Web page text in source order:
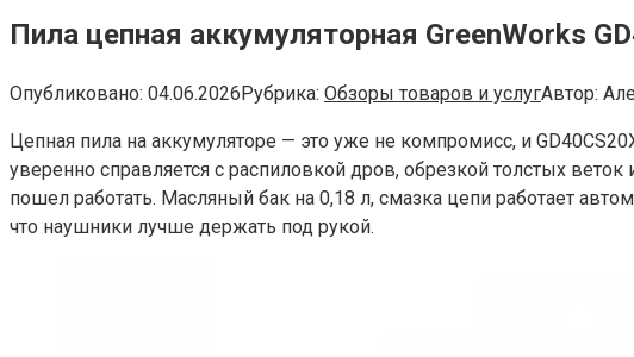
Пила цепная аккумуляторная GreenWorks
Опубликовано: 04.06.2026Рубрика: Обзоры товаров и услугАвтор:
Цепная пила на аккумуляторе — это уже не компромисс, и
уверенно справляется с распиловкой дров, обрезкой толстых
пошел работать. Масляный бак на 0,18 л, смазка цепи работает
что наушники лучше держать под рукой.